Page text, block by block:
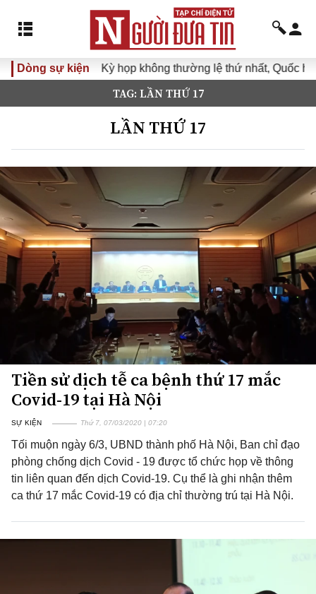
Dòng sự kiện Kỳ họp không thường lệ thứ nhất, Quốc hội
TAG: LẦN THỨ 17
LẦN THỨ 17
Tiền sử dịch tễ ca bệnh thứ 17 mắc
Covid-19 tại Hà Nội
SỰ KIỆN Thứ 7, 07/03/2020 | 07:20
Tối muộn ngày 6/3, UBND thành phố Hà Nội, Ban chỉ đạo
phòng chống dịch Covid - 19 được tổ chức họp về thông
tin liên quan đến dịch Covid-19. Cụ thể là ghi nhận thêm
ca thứ 17 mắc Covid-19 có địa chỉ thường trú tại Hà Nội.